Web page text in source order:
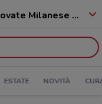
Novate Milanese - 20026
ESTATE NOVITÀ